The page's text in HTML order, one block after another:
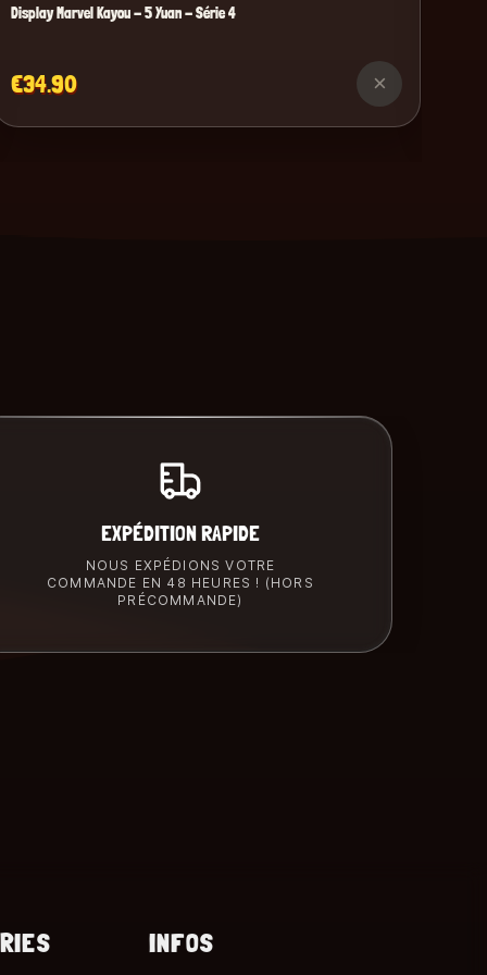
Display Marvel Kayou - 5 Yuan - Série 4
€34.90 ×
EXPÉDITION RAPIDE
NOUS EXPÉDIONS VOTRE
COMMANDE EN 48 HEURES ! (HORS
PRÉCOMMANDE)
INFOS